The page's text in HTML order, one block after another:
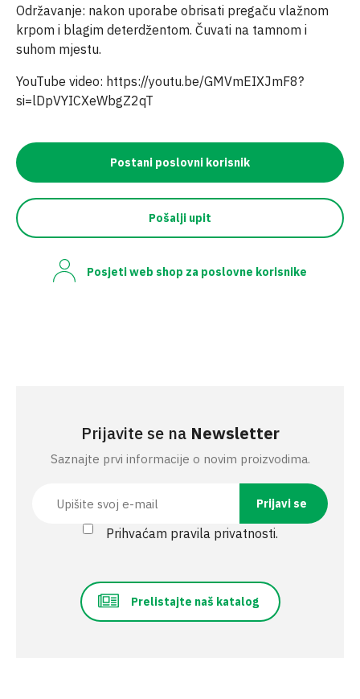
Održavanje: nakon uporabe obrisati pregaču vlažnom
krpom i blagim deterdžentom. Čuvati na tamnom i
suhom mjestu.
YouTube video: https://youtu.be/GMVmEIXJmF8?
si=lDpVYICXeWbgZ2qT
Postani poslovni korisnik
Pošalji upit
Posjeti web shop za poslovne korisnike
Prijavite se na Newsletter
Saznajte prvi informacije o novim proizvodima.
Prihvaćam pravila privatnosti.
Prelistajte naš katalog